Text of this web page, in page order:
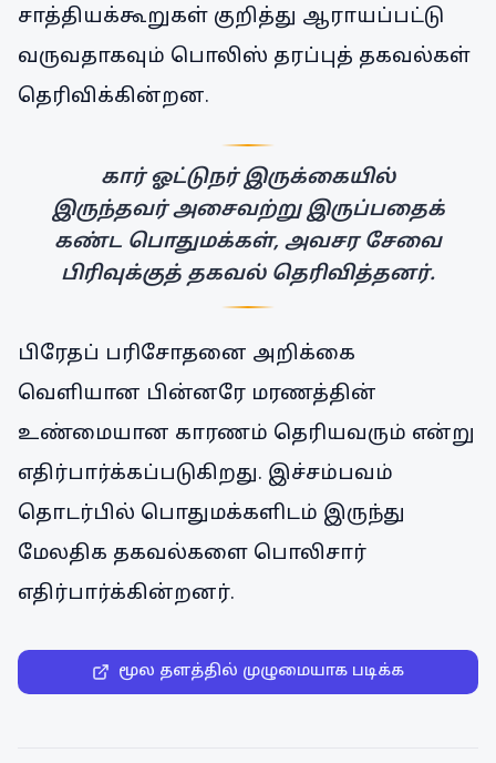
சாத்தியக்கூறுகள் குறித்து ஆராயப்பட்டு
வருவதாகவும் பொலிஸ் தரப்புத் தகவல்கள்
தெரிவிக்கின்றன.
கார் ஓட்டுநர் இருக்கையில்
இருந்தவர் அசைவற்று இருப்பதைக்
கண்ட பொதுமக்கள், அவசர சேவை
பிரிவுக்குத் தகவல் தெரிவித்தனர்.
பிரேதப் பரிசோதனை அறிக்கை
வெளியான பின்னரே மரணத்தின்
உண்மையான காரணம் தெரியவரும் என்று
எதிர்பார்க்கப்படுகிறது. இச்சம்பவம்
தொடர்பில் பொதுமக்களிடம் இருந்து
மேலதிக தகவல்களை பொலிசார்
எதிர்பார்க்கின்றனர்.
மூல தளத்தில் முழுமையாக படிக்க